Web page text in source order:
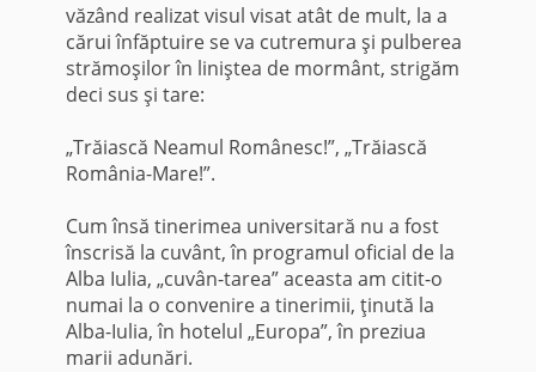
văzând realizat visul visat atât de mult, la a
cărui înfăptuire se va cutremura şi pulberea
strămoşilor în liniştea de mormânt, strigăm
deci sus şi tare:
„Trăiască Neamul Românesc!”, „Trăiască
România-Mare!”.
Cum însă tinerimea universitară nu a fost
înscrisă la cuvânt, în pro­gramul oficial de la
Alba Iulia, „cuvân-tarea” aceasta am citit-o
numai la o convenire a tinerimii, ţinută la
Alba-Iulia, în hotelul „Europa”, în preziua
marii adunări.